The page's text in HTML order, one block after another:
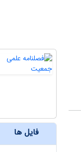
فایل ها